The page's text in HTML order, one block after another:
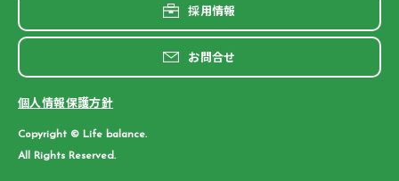
採用情報
お問合せ
個人情報保護方針
Copyright © Life balance.
All Rights Reserved.